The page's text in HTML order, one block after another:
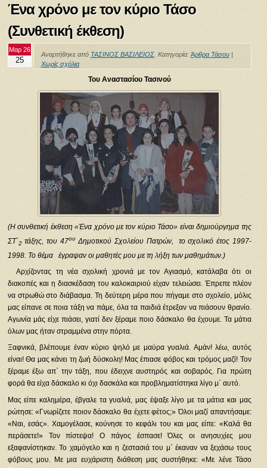
Ένα χρόνο με τον κύριο Τάσο
(Συνθετική έκθεση)
Μαρ 26
25
Αναρτήθηκε από ΤΑΣΙΝΟΣ ΒΑΣΙΛΕΙΟΣ. Κατηγορία: Άρθρα Τάσου|
Χωρίς σχόλια
Του Αναστασίου Τασινού
(Η συνθετική έκθεση «Ένα χρόνο με τον κύριο Τάσο» είναι δημιούργημα της
ΣΤ`2τάξης, του 47ου Δημοτικού Σχολείου Πατρών, το σχολικό έτος 1997-
1998. Το θέμα έγραψαν οι μαθητές μου με τη λήξη των μαθημάτων.)
Αρχίζοντας τη νέα σχολική χρονιά με τον Αγιασμό, κατάλαβα ότι οι
διακοπές και η διασκέδαση του καλοκαιριού είχαν τελειώσει. Έπρεπε πλέον
να στρωθώ στο διάβασμα. Τη δεύτερη μέρα που πήγαμε στο σχολείο, μόλις
μας είπανε σε ποια τάξη να πάμε, όλα τα παιδιά έτρεξαν να πιάσουν θρανίο.
Αγωνία μάς είχε πιάσει, γιατί δεν ξέραμε ποιο δάσκαλο θα έχουμε. Τα μάτια
όλων μας ήταν στραμμένα στην πόρτα.
Ξαφνικά, βλέπουμε έναν κύριο ψηλό με μαύρα γυαλιά. Αμάν! λέω, αυτός
είναι! Θα μας κάνει τη ζωή δύσκολη! Μας έπιασε φόβος και τρόμος μαζί! Τον
ξέραμε έξω απ` την τάξη, που έδειχνε αυστηρός και σοβαρός. Για πρώτη
φορά θα είχα δάσκαλο κι όχι δασκάλα και προβληματίστηκα λίγο μ` αυτό.
Μας είπε καλημέρα, έβγαλε τα γυαλιά, μας έψαξε λίγο με τα μάτια και μας
ρώτησε: «Γνωρίζετε ποιον δάσκαλο θα έχετε φέτος;» Όλοι μαζί απαντήσαμε:
«Ναι, εσάς». Χαμογέλασε, κούνησε το κεφάλι του και μας είπε: «Καλά θα
περάσετε!» Τον πίστεψα! Ο πάγος έσπασε! Όλες οι ανησυχίες μου
εξαφανίστηκαν. Το χαμόγελο και η ζεστασιά του μ` έκαναν να ξεχάσω τους
φόβους μου. Με μια ευχάριστη διάθεση μας συστήθηκε: «Με λένε Τάσο